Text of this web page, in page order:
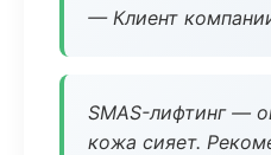
— Клиент
SMAS-лифтинг —
кожа сияет.